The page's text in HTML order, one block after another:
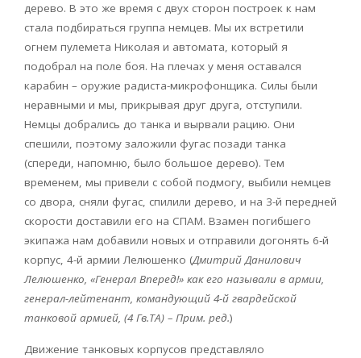
дерево. В это же время с двух сторон построек к нам
стала подбираться группа немцев. Мы их встретили
огнем пулемета Николая и автомата, который я
подобрал на поле боя. На плечах у меня оставался
карабин – оружие радиста-микрофонщика. Силы были
неравными и мы, прикрывая друг друга, отступили.
Немцы добрались до танка и вырвали рацию. Они
спешили, поэтому заложили фугас позади танка
(спереди, напомню, было большое дерево). Тем
временем, мы привели с собой подмогу, выбили немцев
со двора, сняли фугас, спилили дерево, и на 3-й передней
скорости доставили его на СПАМ. Взамен погибшего
экипажа нам добавили новых и отправили догонять 6-й
корпус, 4-й армии Лелюшенко (Дмитрий Данилович
Лелюшенко, «Генерал Вперед!» как его называли в армии,
генерал-лейтенант, командующий 4-й гвардейской
танковой армией, (4 Гв.ТА) – Прим. ред.)
Движение танковых корпусов представляло